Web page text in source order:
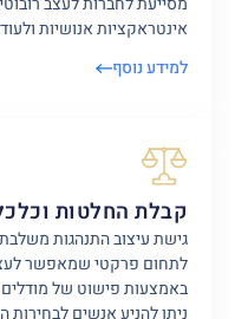
אינטראקציות אנושיות
למידע נוסף
קבלת החלטות
גישת עיצוב התנהגות
לתחום פרקטי שמאפשר לעצב
באמצעות פישוט של מודלים
ניתן להניע אנשים לבחירות